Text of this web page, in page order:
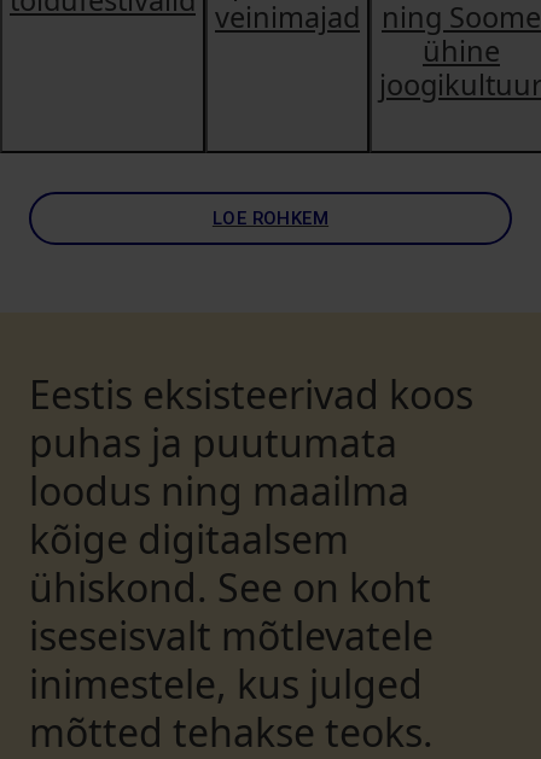
veinimajad
ning Soome
ühine
LOE ROHKEM
Eestis eksisteerivad koos
puhas ja puutumata
loodus ning maailma
kõige digitaalsem
ühiskond. See on koht
iseseisvalt mõtlevatele
inimestele, kus julged
mõtted tehakse teoks.